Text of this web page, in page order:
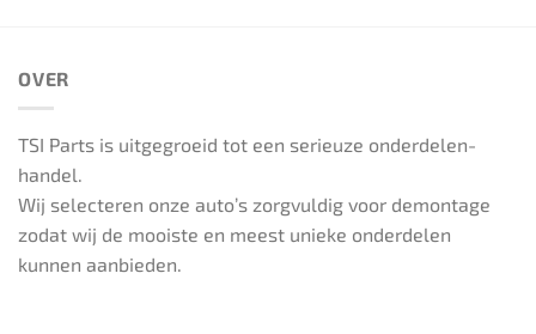
OVER
TSI Parts is uitgegroeid tot een serieuze onderdelen-
handel.
Wij selecteren onze auto’s zorgvuldig voor demontage
zodat wij de mooiste en meest unieke onderdelen
kunnen aanbieden.